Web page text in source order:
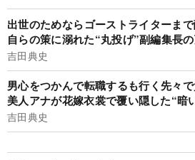
出世のためならゴーストライターまで
自らの策に溺れた“丸投げ”副編集長
吉田典史
男心をつかんで転職するも行く先々で
美人アナが花嫁衣裳で覆い隠した“暗
吉田典史